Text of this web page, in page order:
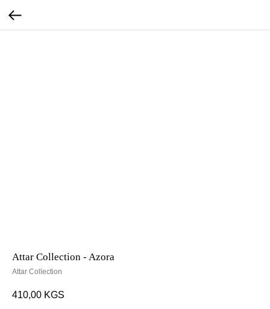
Attar Collection - Azora
Attar Collection
410,00 KGS